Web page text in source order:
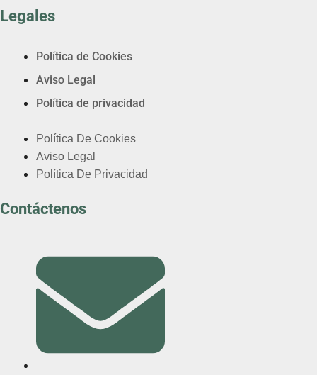
Legales
Política de Cookies
Aviso Legal
Política de privacidad
Política De Cookies
Aviso Legal
Política De Privacidad
Contáctenos